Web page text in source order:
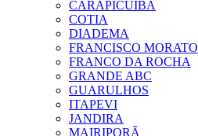
CARAPICUIBA
COTIA
DIADEMA
FRANCISCO MORATO
FRANCO DA ROCHA
GRANDE ABC
GUARULHOS
ITAPEVI
JANDIRA
MAIRIPORÃ